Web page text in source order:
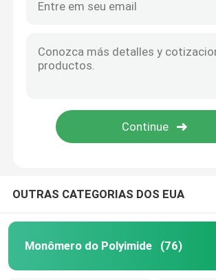
OUTRAS CATEGORIAS DOS EUA
Monômero do Polyimide (76)